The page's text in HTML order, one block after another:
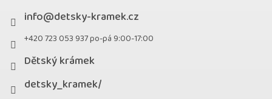
info@detsky-kramek.cz
+420 723 053 937 po-pá 9:00-17:00
Dětský krámek
detsky_kramek/